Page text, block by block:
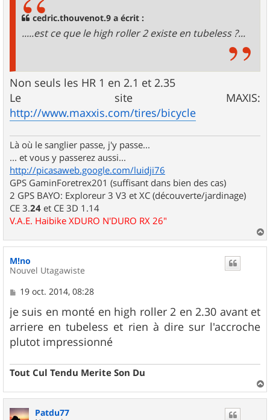
cedric.thouvenot.9 a écrit :
.....est ce que le high roller 2 existe en tubeless ?...
Non seuls les HR 1 en 2.1 et 2.35
Le site MAXIS:
http://www.maxxis.com/tires/bicycle
Là où le sanglier passe, j'y passe...
... et vous y passerez aussi...
http://picasaweb.google.com/luidji76
GPS GaminForetrex201 (suffisant dans bien des cas)
2 GPS BAYO: Exploreur 3 V3 et XC (découverte/jardinage)
CE 3.24 et CE 3D 1.14
V.A.E. Haibike XDURO N'DURO RX 26"
a
u
M!no
Nouvel Utagawiste
M
s
s
a
g
e
19 oct. 2014, 08:28
je suis en monté en high roller 2 en 2.30 avant et
arriere en tubeless et rien à dire sur l'accroche
plutot impressionné
Tout Cul Tendu Merite Son Du
a
Patdu77